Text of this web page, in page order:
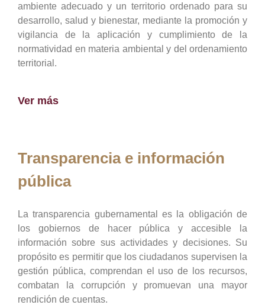
ambiente adecuado y un territorio ordenado para su
desarrollo, salud y bienestar, mediante la promoción y
vigilancia de la aplicación y cumplimiento de la
normatividad en materia ambiental y del ordenamiento
territorial.
Ver más
Transparencia e información
pública
La transparencia gubernamental es la obligación de
los gobiernos de hacer pública y accesible la
información sobre sus actividades y decisiones. Su
propósito es permitir que los ciudadanos supervisen la
gestión pública, comprendan el uso de los recursos,
combatan la corrupción y promuevan una mayor
rendición de cuentas.